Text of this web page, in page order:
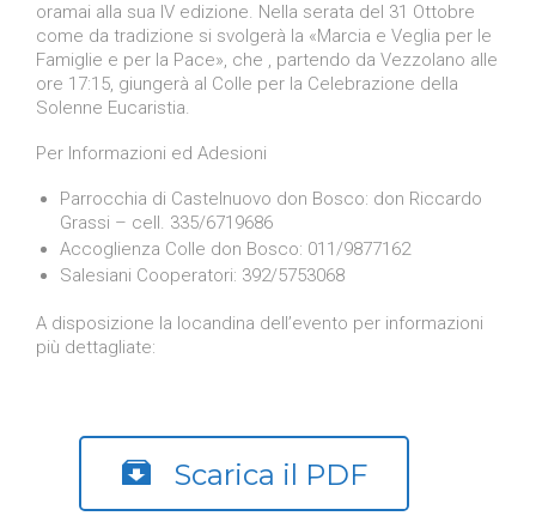
oramai alla sua IV edizione. Nella serata del 31 Ottobre
come da tradizione si svolgerà la «Marcia e Veglia per le
Famiglie e per la Pace», che , partendo da Vezzolano alle
ore 17:15, giungerà al Colle per la Celebrazione della
Solenne Eucaristia.
Per Informazioni ed Adesioni
Parrocchia di Castelnuovo don Bosco: don Riccardo
Grassi – cell. 335/6719686
Accoglienza Colle don Bosco: 011/9877162
Salesiani Cooperatori: 392/5753068
A disposizione la locandina dell’evento per informazioni
più dettagliate:
 Scarica il PDF